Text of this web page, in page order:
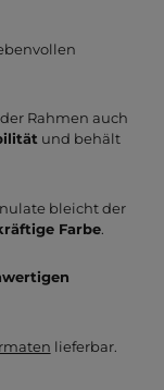
Rahmen auch
und behält
bleicht der
Farbe.
lieferbar.